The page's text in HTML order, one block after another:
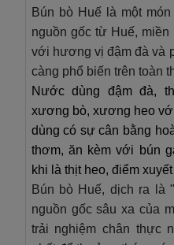
Bún bò Huế là một
nguồn gốc từ Huế,
với hương vị đậm đà và
càng phổ biến trên toàn
Nước dùng đậm đà,
xương bò, xương heo
dùng có sự cân bằng
thơm, ăn kèm với bún
khi là thịt heo, điểm
Bún bò Huế, dịch ra là
nguồn gốc sâu xa của
trải nghiệm chân thực